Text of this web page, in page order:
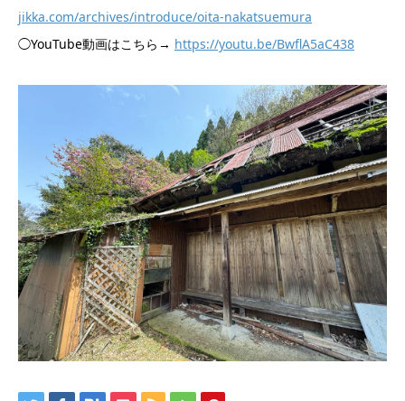
jikka.com/archives/introduce/oita-nakatsuemura
◯YouTube動画はこちら→ https://youtu.be/BwflA5aC438